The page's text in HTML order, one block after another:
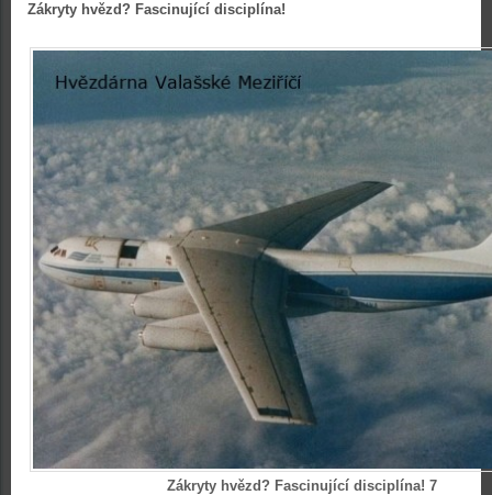
Zákryty hvězd? Fascinující disciplína!
Zákryty hvězd? Fascinující disciplína! 7